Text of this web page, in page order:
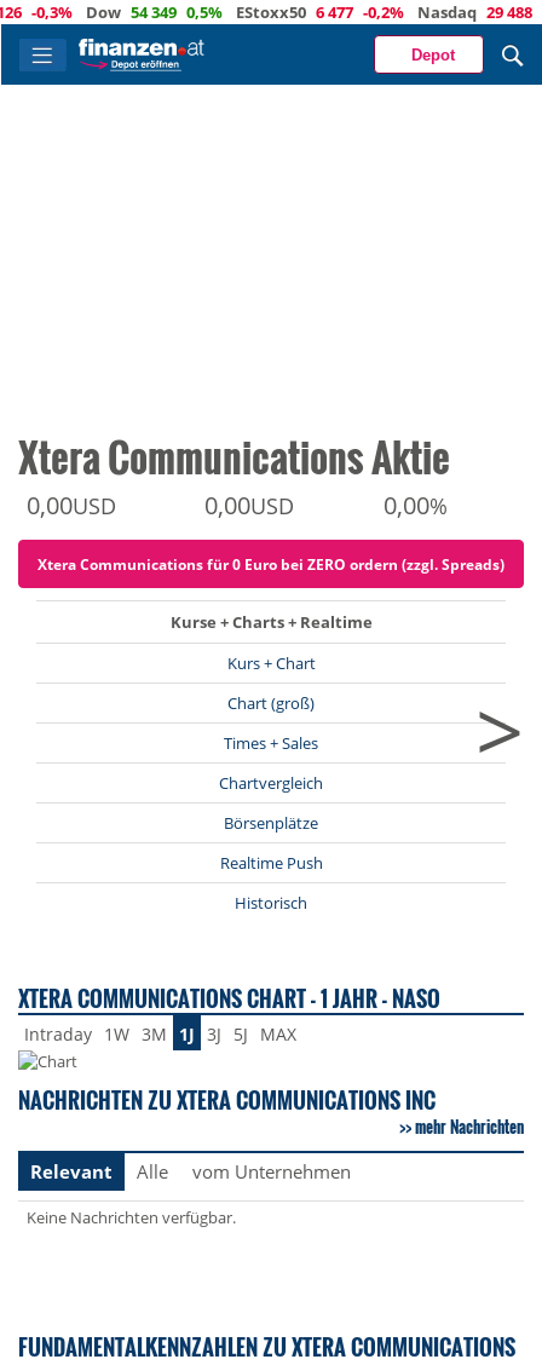
Dow 54 349 0,5% EStoxx50 6 477 -0,2% Nasdaq 29 488 -
Depot
Xtera Communications Aktie
0,00USD 0,00USD 0,00%
Xtera Communications für 0 Euro bei ZERO ordern (zzgl. Spreads)
Kurse + Charts + Realtime
Kurs + Chart
Chart (groß)
Times + Sales
Chartvergleich
Börsenplätze
Realtime Push
Historisch
>
XTERA COMMUNICATIONS CHART - 1 JAHR - NASO
Intraday 1W 3M 1J 3J 5J MAX
NACHRICHTEN ZU XTERA COMMUNICATIONS INC
mehr Nachrichten
Relevant
Alle vom Unternehmen
Keine Nachrichten verfügbar.
FUNDAMENTALKENNZAHLEN ZU XTERA COMMUNICATIONS